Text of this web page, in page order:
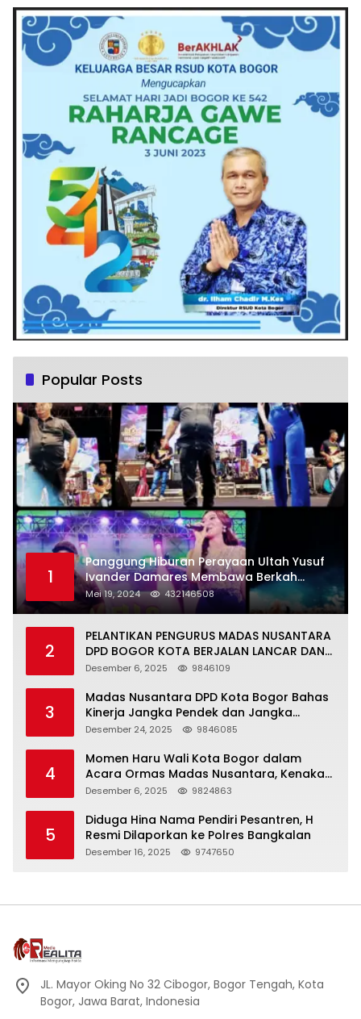
Popular Posts
1
Panggung Hiburan Perayaan Ultah Yusuf
Ivander Damares Membawa Berkah
Warga Kejapanan
Mei 19, 2024 432146508
2
PELANTIKAN PENGURUS MADAS NUSANTARA
DPD BOGOR KOTA BERJALAN LANCAR DAN
KHIDMAT
Desember 6, 2025 9846109
3
Madas Nusantara DPD Kota Bogor Bahas
Kinerja Jangka Pendek dan Jangka
Panjang
Desember 24, 2025 9846085
4
Momen Haru Wali Kota Bogor dalam
Acara Ormas Madas Nusantara, Kenakan
Peci Hitam Tinggi sebagai Simbol
Desember 6, 2025 9824863
5
Diduga Hina Nama Pendiri Pesantren, H
Resmi Dilaporkan ke Polres Bangkalan
Desember 16, 2025 9747650
JL. Mayor Oking No 32 Cibogor, Bogor Tengah, Kota
Bogor, Jawa Barat, Indonesia